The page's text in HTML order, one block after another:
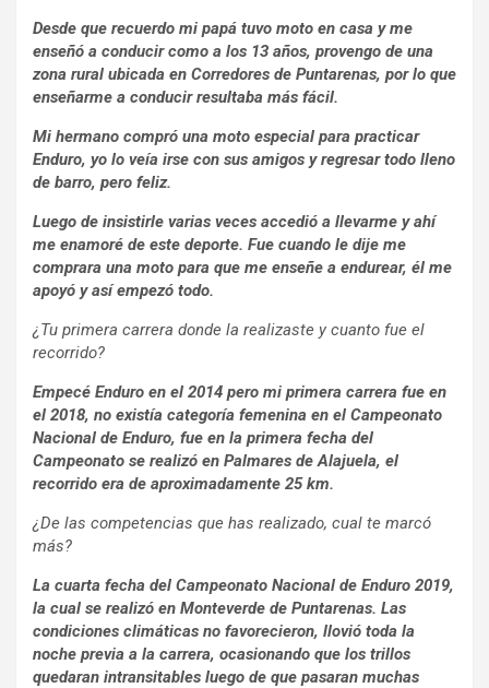
Desde que recuerdo mi papá tuvo moto en casa y me
enseñó a conducir como a los 13 años, provengo de una
zona rural ubicada en Corredores de Puntarenas, por lo que
enseñarme a conducir resultaba más fácil.
Mi hermano compró una moto especial para practicar
Enduro, yo lo veía irse con sus amigos y regresar todo lleno
de barro, pero feliz.
Luego de insistirle varias veces accedió a llevarme y ahí
me enamoré de este deporte. Fue cuando le dije me
comprara una moto para que me enseñe a endurear, él me
apoyó y así empezó todo.
¿Tu primera carrera donde la realizaste y cuanto fue el
recorrido?
Empecé Enduro en el 2014 pero mi primera carrera fue en
el 2018, no existía categoría femenina en el Campeonato
Nacional de Enduro, fue en la primera fecha del
Campeonato se realizó en Palmares de Alajuela, el
recorrido era de aproximadamente 25 km.
¿De las competencias que has realizado, cual te marcó
más?
La cuarta fecha del Campeonato Nacional de Enduro 2019,
la cual se realizó en Monteverde de Puntarenas. Las
condiciones climáticas no favorecieron, llovió toda la
noche previa a la carrera, ocasionando que los trillos
quedaran intransitables luego de que pasaran muchas